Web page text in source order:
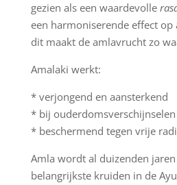
gezien als een waardevolle
een harmoniserende effect op
dit maakt de amlavrucht zo
Amalaki werkt:
* verjongend en aansterkend
* bij ouderdomsverschijnselen
* beschermend tegen vrije
Amla wordt al duizenden
belangrijkste kruiden in de